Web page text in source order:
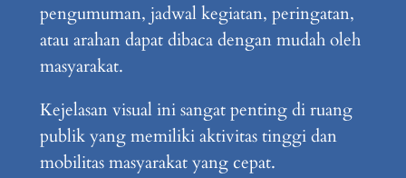
pengumuman, jadwal kegiatan, peringatan,
atau arahan dapat dibaca dengan mudah oleh
masyarakat.
Kejelasan visual ini sangat penting di ruang
publik yang memiliki aktivitas tinggi dan
mobilitas masyarakat yang cepat.